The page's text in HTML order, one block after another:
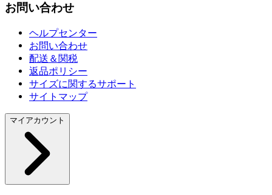
お問い合わせ
ヘルプセンター
お問い合わせ
配送＆関税
返品ポリシー
サイズに関するサポート
サイトマップ
マイアカウント